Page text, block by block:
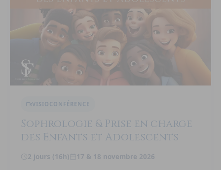
VISIOCONFÉRENCE
Sophrologie & Prise en charge
des Enfants et Adolescents
2 jours (16h) 17 & 18 novembre 2026